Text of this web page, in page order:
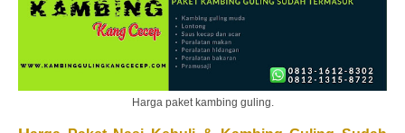
Harga paket kambing guling.